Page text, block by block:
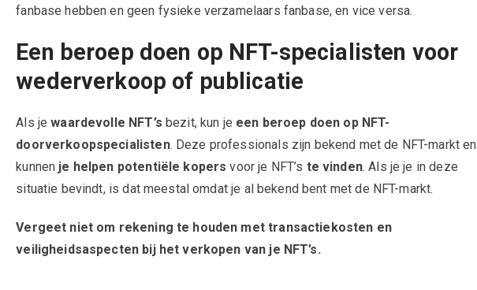
fanbase hebben en geen fysieke verzamelaars fanbase, en vice versa.
Een beroep doen op NFT-specialisten voor
wederverkoop of publicatie
Als jewaardevolle NFT’s bezit, kun je een beroep doen op NFT-
doorverkoopspecialisten. Deze professionals zijn bekend met de NFT-markt en
kunnen je helpen potentiële kopers voor je NFT’s te vinden. Als je je in deze
situatie bevindt, is dat meestal omdat je al bekend bent met de NFT-markt.
Vergeet niet om rekening te houden met transactiekosten en
veiligheidsaspecten bij het verkopen van je NFT’s.